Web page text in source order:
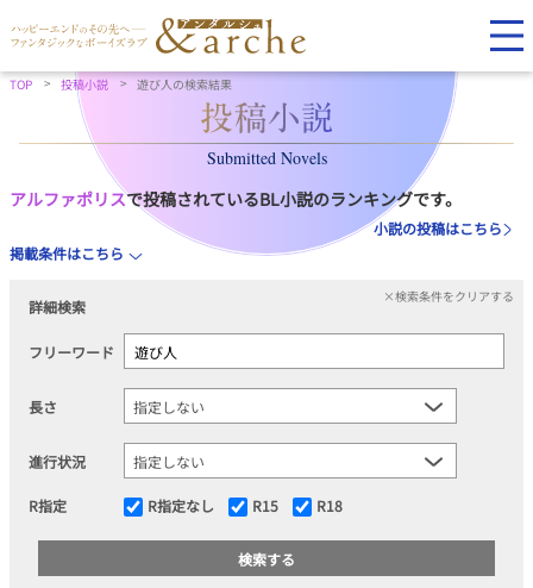
TOP 投稿小説 遊び人の検索結果
Submitted Novels
アルファポリスで投稿されているBL小説のランキングです。
小説の投稿はこちら
掲載条件はこちら
詳細検索
×検索条件をクリアする
フリーワード
長さ
進行状況
R指定 R指定なし R15 R18